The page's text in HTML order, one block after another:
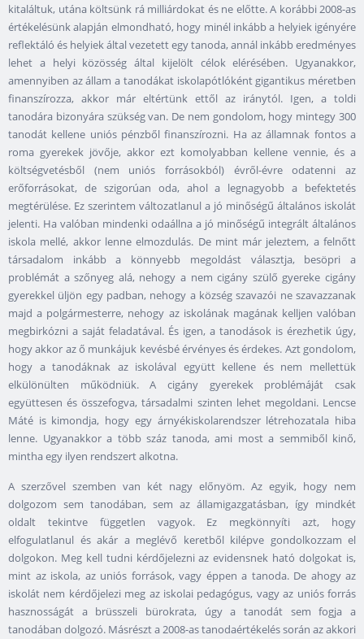
kitaláltuk, utána költsünk rá milliárdokat és ne előtte. A korábbi 2008-as
értékelésünk alapján elmondható, hogy minél inkább a helyiek igényére
reflektáló és helyiek által vezetett egy tanoda, annál inkább eredményes
lehet a helyi közösség által kijelölt célok elérésében. Ugyanakkor,
amennyiben az állam a tanodákat iskolapótlóként gigantikus méretben
finanszírozza, akkor már eltértünk ettől az iránytól. Igen, a toldi
tanodára bizonyára szükség van. De nem gondolom, hogy mintegy 300
tanodát kellene uniós pénzből finanszírozni. Ha az államnak fontos a
roma gyerekek jövője, akkor ezt komolyabban kellene vennie, és a
költségvetésből (nem uniós forrásokból) évről-évre odatenni az
erőforrásokat, de szigorúan oda, ahol a legnagyobb a befektetés
megtérülése. Ez szerintem változatlanul a jó minőségű általános iskolát
jelenti. Ha valóban mindenki odaállna a jó minőségű integrált általános
iskola mellé, akkor lenne elmozdulás. De mint már jeleztem, a felnőtt
társadalom inkább a könnyebb megoldást választja, besöpri a
problémát a szőnyeg alá, nehogy a nem cigány szülő gyereke cigány
gyerekkel üljön egy padban, nehogy a község szavazói ne szavazzanak
majd a polgármesterre, nehogy az iskolának magának kelljen valóban
megbirkózni a saját feladatával. És igen, a tanodások is érezhetik úgy,
hogy akkor az ő munkájuk kevésbé érvényes és érdekes. Azt gondolom,
hogy a tanodáknak az iskolával együtt kellene és nem mellettük
elkülönülten működniük. A cigány gyerekek problémáját csak
együttesen és összefogva, társadalmi szinten lehet megoldani. Lencse
Máté is kimondja, hogy egy árnyékiskolarendszer létrehozatala hiba
lenne. Ugyanakkor a több száz tanoda, ami most a semmiből kinő,
mintha egy ilyen rendszert alkotna.
A szerzővel szemben van két nagy előnyöm. Az egyik, hogy nem
dolgozom sem tanodában, sem az államigazgatásban, így mindkét
oldalt tekintve független vagyok. Ez megkönnyíti azt, hogy
elfogulatlanul és akár a meglévő keretből kilépve gondolkozzam el
dolgokon. Meg kell tudni kérdőjelezni az evidensnek ható dolgokat is,
mint az iskola, az uniós források, vagy éppen a tanoda. De ahogy az
iskolát nem kérdőjelezi meg az iskolai pedagógus, vagy az uniós forrás
hasznosságát a brüsszeli bürokrata, úgy a tanodát sem fogja a
tanodában dolgozó. Másrészt a 2008-as tanodaértékelés során az akkori